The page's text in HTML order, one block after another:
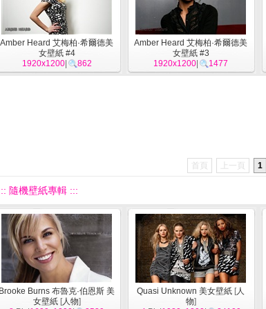
Amber Heard 艾梅柏·希爾德美
女壁紙 #4
1920x1200| 862
Amber Heard 艾梅柏·希爾德美
女壁紙 #3
1920x1200
1477
首頁 上一頁 1
隨機壁紙專輯 :::
Brooke Burns 布魯克·伯恩斯 美
女壁紙[人物]
Quasi Unknown 美女壁紙 [人
物]